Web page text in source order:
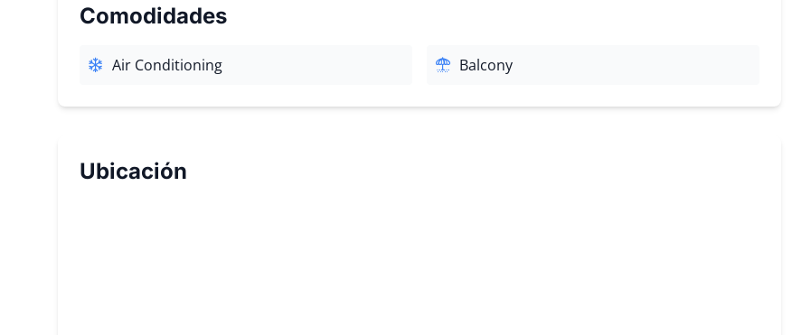
Comodidades
Air Conditioning Balcony
Ubicación